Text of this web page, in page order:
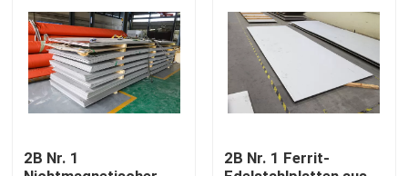
Kontakte
Produkte
Videos
2B Nr. 1
2B Nr. 1 Ferrit-